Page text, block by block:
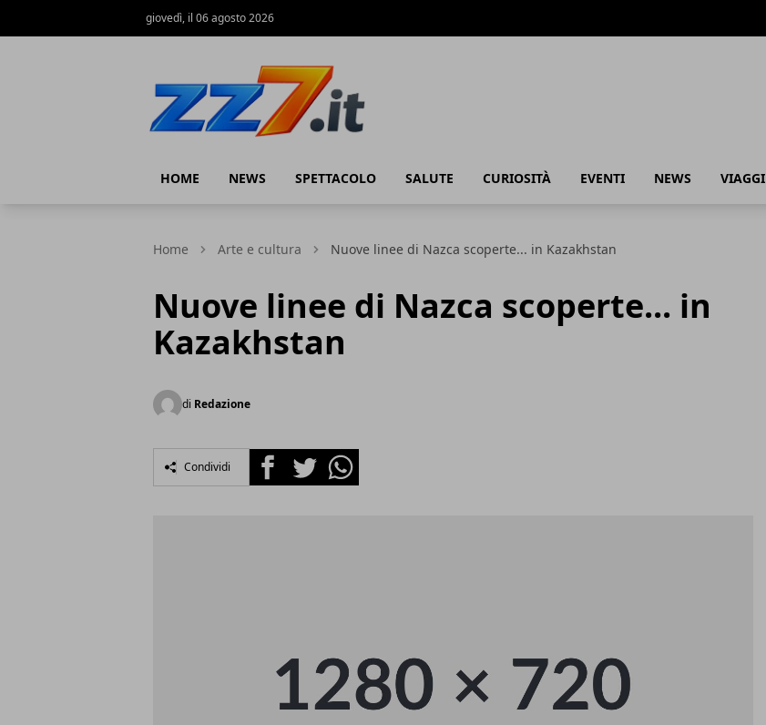
giovedì, il 06 agosto 2026
HOME NEWS SPETTACOLO SALUTE CURIOSITÀ EVENTI NEWS VIAGGI
Home Arte e cultura Nuove linee di Nazca scoperte... in Kazakhstan
Nuove linee di Nazca scoperte... in
Kazakhstan
di Redazione
Condividi FacebookTwitterWhatsapp